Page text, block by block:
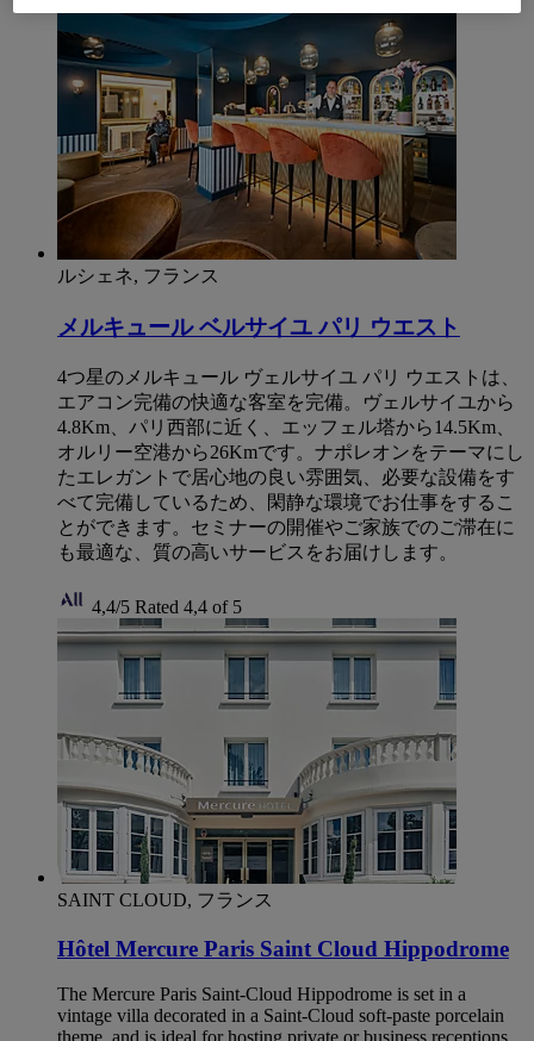
ルシェネ, フランス
メルキュール ベルサイユ パリ ウエスト
4つ星のメルキュール ヴェルサイユ パリ ウエストは、
エアコン完備の快適な客室を完備。ヴェルサイユから
4.8Km、パリ西部に近く、エッフェル塔から14.5Km、
オルリー空港から26Kmです。ナポレオンをテーマにし
たエレガントで居心地の良い雰囲気、必要な設備をす
べて完備しているため、閑静な環境でお仕事をするこ
とができます。セミナーの開催やご家族でのご滞在に
も最適な、質の高いサービスをお届けします。
4,4/5 Rated 4,4 of 5
SAINT CLOUD, フランス
Hôtel Mercure Paris Saint Cloud Hippodrome
The Mercure Paris Saint-Cloud Hippodrome is set in a
vintage villa decorated in a Saint-Cloud soft-paste porcelain